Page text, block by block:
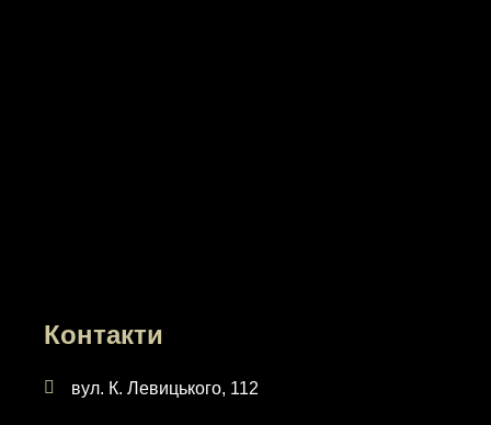
Контакти
вул. К. Левицького, 112